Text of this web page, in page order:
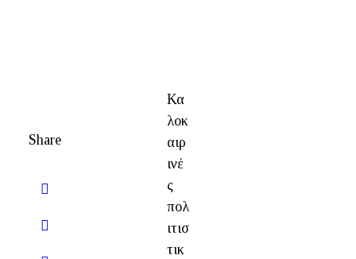
Share
Κα
λοκ
αιρ
ινέ
ς
πολ
ιτισ
τικ